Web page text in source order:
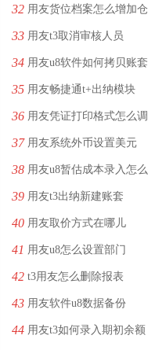
32 用友货位档案怎么增加
33 用友t3取消审核人员
34 用友u8软件如何拷贝账套
35 用友畅捷通t+出纳模块
36 用友凭证打印格式怎么调
37 用友系统外币设置美元
38 用友u8暂估成本录入怎
39 用友t3出纳新建账套
40 用友取价方式在哪儿
41 用友u8怎么设置部门
42 t3用友怎么删除报表
43 用友软件u8数据备份
44 用友t3如何录入期初余额